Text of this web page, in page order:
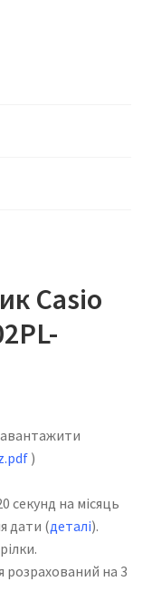
Casio
)
секунд на місяць
дати (деталі).
на 3